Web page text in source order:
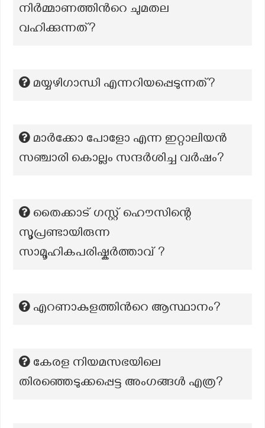
നിർമ്മാണത്തിന്‍റെ ചുമതല
വഹിക്കുന്നത്?
മയ്യഴിഗാന്ധി എന്നറിയപ്പെടുന്നത്?
മാർക്കോ പോളോ എന്ന ഇറ്റാലിയൻ
സഞ്ചാരി കൊല്ലം സന്ദർശിച്ച വർഷം?
തൈക്കാട് ഗസ്റ്റ് ഹൌസിന്റെ
സൂപ്രണ്ടായിരുന്ന
സാമൂഹികപരിഷ്കർത്താവ് ?
എറണാകുളത്തിന്‍റെ ആസ്ഥാനം?
കേരള നിയമസഭയിലെ
തിരഞ്ഞെടുക്കപ്പെട്ട അംഗങ്ങൾ എത്ര?